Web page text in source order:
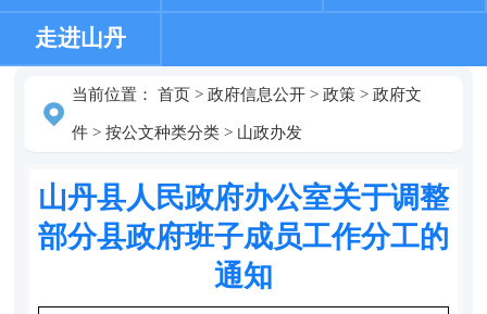
走进山丹
当前位置： 首页> 政府信息公开> 政策> 政府文
件> 按公文种类分类> 山政办发
山丹县人民政府办公室关于调整
部分县政府班子成员工作分工的
通知